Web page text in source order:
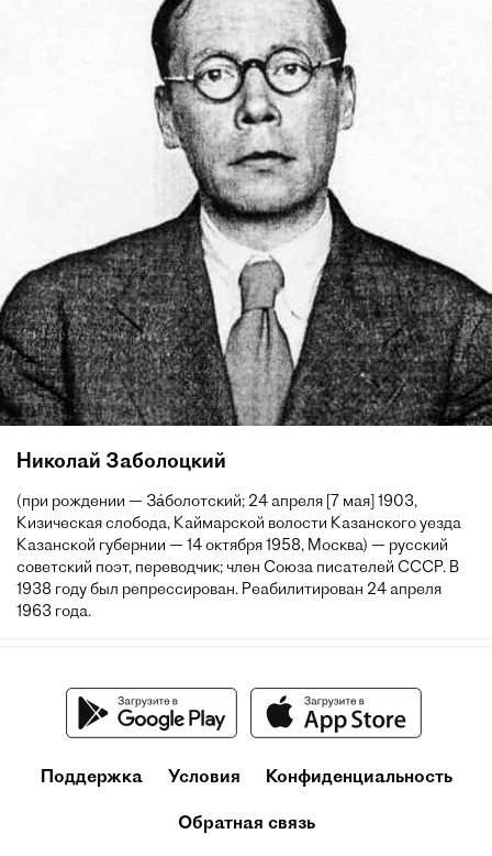
Николай Заболоцкий
(при рождении — За́болотский; 24 апреля [7 мая] 1903,
Кизическая слобода, Каймарской волости Казанского уезда
Казанской губернии — 14 октября 1958, Москва) — русский
советский поэт, переводчик; член Союза писателей СССР. В
1938 году был репрессирован. Реабилитирован 24 апреля
1963 года.
Поддержка Условия Конфиденциальность
Обратная связь